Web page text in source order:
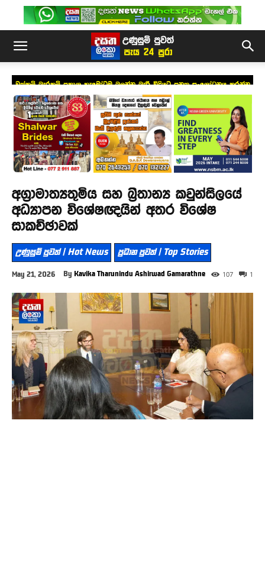
වත්කම් බැරකම් ප්‍රකාශ හැමෝටම බලන්න බැරි විදියට පනත සංශෝධනය කරන්න
යයි
අග්‍රාමාත්‍යතුමිය සහ බ්‍රිතාන්‍ය කවුන්සිලයේ
අධ්‍යාපන විශේෂඥයින් අතර විශේෂ
සාකච්ඡාවක්
උණුසුම් පුවත් | Hot News ප්‍රධාන පුවත් | Top Stories
May 21, 2026 By Kavika Tharunindu Ashirwad Gamarathne 1
107